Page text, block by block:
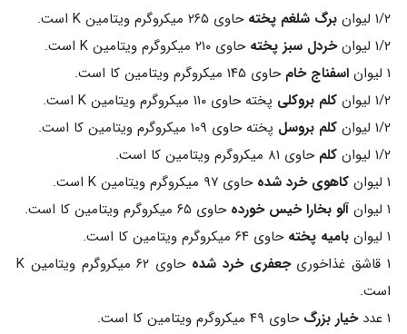
۱/۲ لیوان
برگ شلغم پخته حاوی ۲۶۵ میکروگرم ویتامین K است.
۱/۲ لیوان
خردل سبز پخته حاوی ۲۱۰ میکروگرم ویتامین K است.
۱ لیوان
اسفناج خام حاوی ۱۴۵ میکروگرم ویتامین کا است.
۱/۲ لیوان
کلم بروکلی پخته حاوی ۱۱۰ میکروگرم ویتامین K است.
۱/۲ لیوان
کلم بروسل پخته حاوی ۱۰۹ میکروگرم ویتامین کا است.
۱/۲ لیوان
کلمحاوی ۸۱ میکروگرم ویتامین کا است.
۱ لیوان
کاهوی خرد شدهحاوی ۹۷ میکروگرم ویتامین K است.
۱ لیوان
آلو بخارا خیس خوردهحاوی ۶۵ میکروگرم ویتامین کا است.
۱ لیوان
بامیه پخته حاوی ۶۴ میکروگرم ویتامین کا است.
۱ قاشق غذاخوری
جعفری خرد شده
حاوی ۶۲ میکروگرم ویتامین K
است.
۱ عدد
خیار بزرگ حاوی ۴۹ میکروگرم ویتامین کا است.